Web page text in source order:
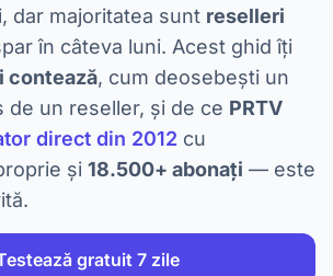
dar majoritatea sunt reselleri
în câteva luni. Acest ghid îți
contează, cum deosebești un
de un reseller, și de ce PRTV
direct din 2012 cu
și 18.500+ abonați — este
gratuit 7 zile